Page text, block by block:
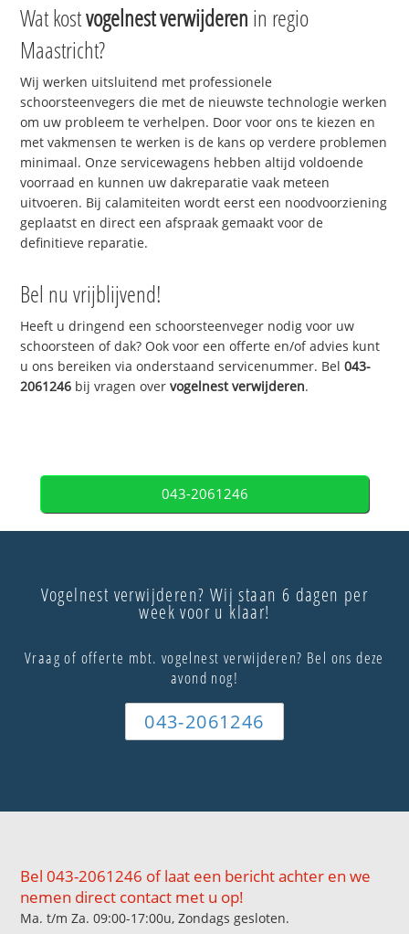
Wat kostvogelnest verwijderen in regio
Maastricht?
Wij werken uitsluitend met professionele
schoorsteenvegers die met de nieuwste technologie werken
om uw probleem te verhelpen. Door voor ons te kiezen en
met vakmensen te werken is de kans op verdere problemen
minimaal. Onze servicewagens hebben altijd voldoende
voorraad en kunnen uw dakreparatie vaak meteen
uitvoeren. Bij calamiteiten wordt eerst een noodvoorziening
geplaatst en direct een afspraak gemaakt voor de
definitieve reparatie.
Bel nu vrijblijvend!
Heeft u dringend een schoorsteenveger nodig voor uw
schoorsteen of dak? Ook voor een offerte en/of advies kunt
u ons bereiken via onderstaand servicenummer. Bel043-
2061246 bij vragen overvogelnest verwijderen.
043-2061246
Vogelnest verwijderen? Wij staan 6 dagen per
week voor u klaar!
Vraag of offerte mbt. vogelnest verwijderen? Bel ons deze
avond nog!
043-2061246
Bel 043-2061246 of laat een bericht achter en we
nemen direct contact met u op!
Ma. t/m Za. 09:00-17:00u, Zondags gesloten.